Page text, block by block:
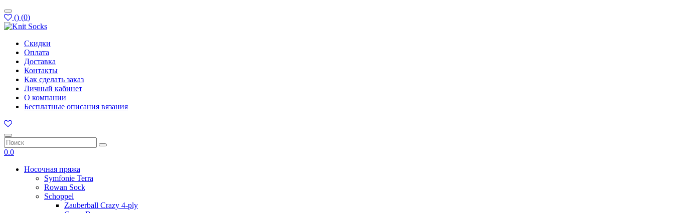
() (0)
Скидки
Оплата
Доставка
Контакты
Как сделать заказ
Личный кабинет
О компании
Бесплатные описания вязания
0.0
Носочная пряжа
Symfonie Terra
Rowan Sock
Schoppel
Zauberball Crazy 4-ply